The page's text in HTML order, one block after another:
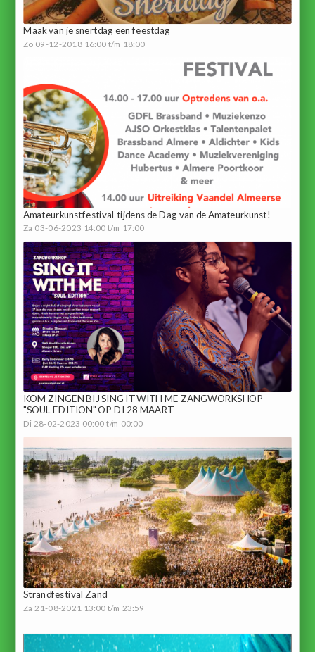
Maak van je snertdag een feestdag
Zo 09-12-2018 16:00 t/m 18:00
Amateurkunstfestival tijdens de Dag van de Amateurkunst!
Za 03-06-2023 14:00 t/m 17:00
KOM ZINGEN BIJ SING IT WITH ME ZANGWORKSHOP
"SOUL EDITION" OP DI 28 MAART
Di 28-02-2023 00:00 t/m 00:00
Strandfestival Zand
Za 21-08-2021 13:00 t/m 23:59